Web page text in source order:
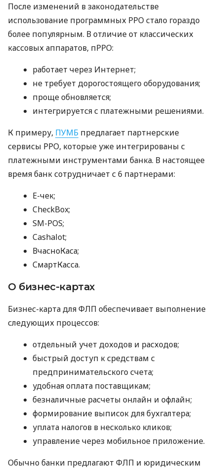
После изменений в законодательстве
использование программных РРО стало гораздо
более популярным. В отличие от классических
кассовых аппаратов, пРРО:
работает через Интернет;
не требует дорогостоящего оборудования;
проще обновляется;
интегрируется с платежными решениями.
К примеру, ПУМБ предлагает партнерские
сервисы РРО, которые уже интегрированы с
платежными инструментами банка. В настоящее
время банк сотрудничает с 6 партнерами:
E-чек;
CheckBox;
SM-POS;
Cashalot;
ВчасноКаса;
СмартКасса.
О бизнес-картах
Бизнес-карта для ФЛП обеспечивает выполнение
следующих процессов:
отдельный учет доходов и расходов;
быстрый доступ к средствам с
предпринимательского счета;
удобная оплата поставщикам;
безналичные расчеты онлайн и офлайн;
формирование выписок для бухгалтера;
уплата налогов в несколько кликов;
управление через мобильное приложение.
Обычно банки предлагают ФЛП и юридическим